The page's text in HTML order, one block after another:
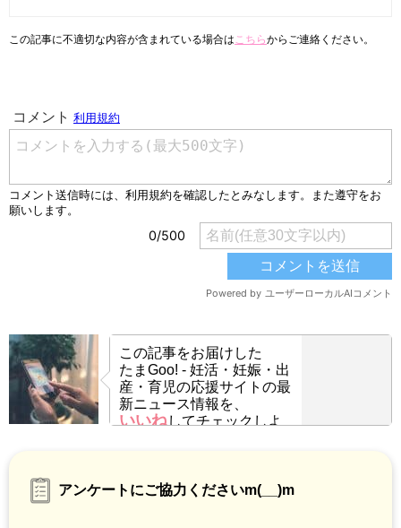
この記事に不適切な内容が含まれている場合は こちらからご連絡ください。
この記事をお届けした
たまGoo! - 妊活・妊娠・出
産・育児の応援サイトの最
新ニュース情報を、
いいねしてチェックしよ
アンケートにご協力くださいm(__)m